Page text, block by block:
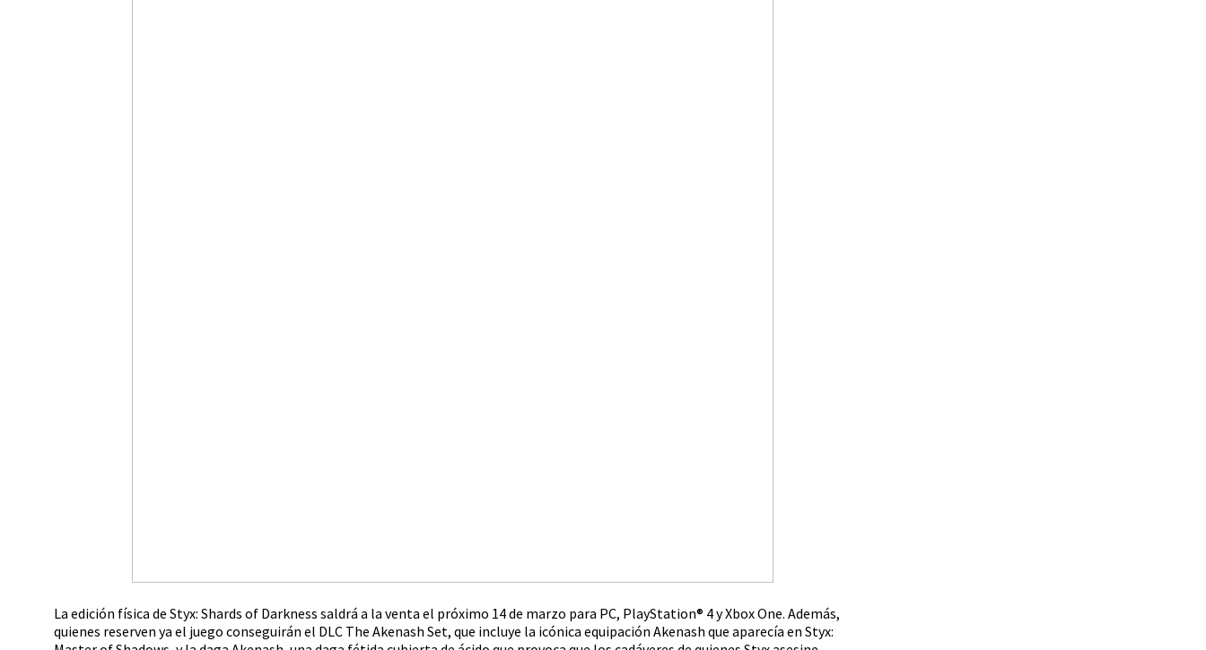
La edición física de Styx: Shards of Darkness saldrá a la venta el próximo 14 de marzo para PC, PlayStation® 4 y Xbox One. Además,
quienes reserven ya el juego conseguirán el DLC The Akenash Set, que incluye la icónica equipación Akenash que aparecía en Styx: